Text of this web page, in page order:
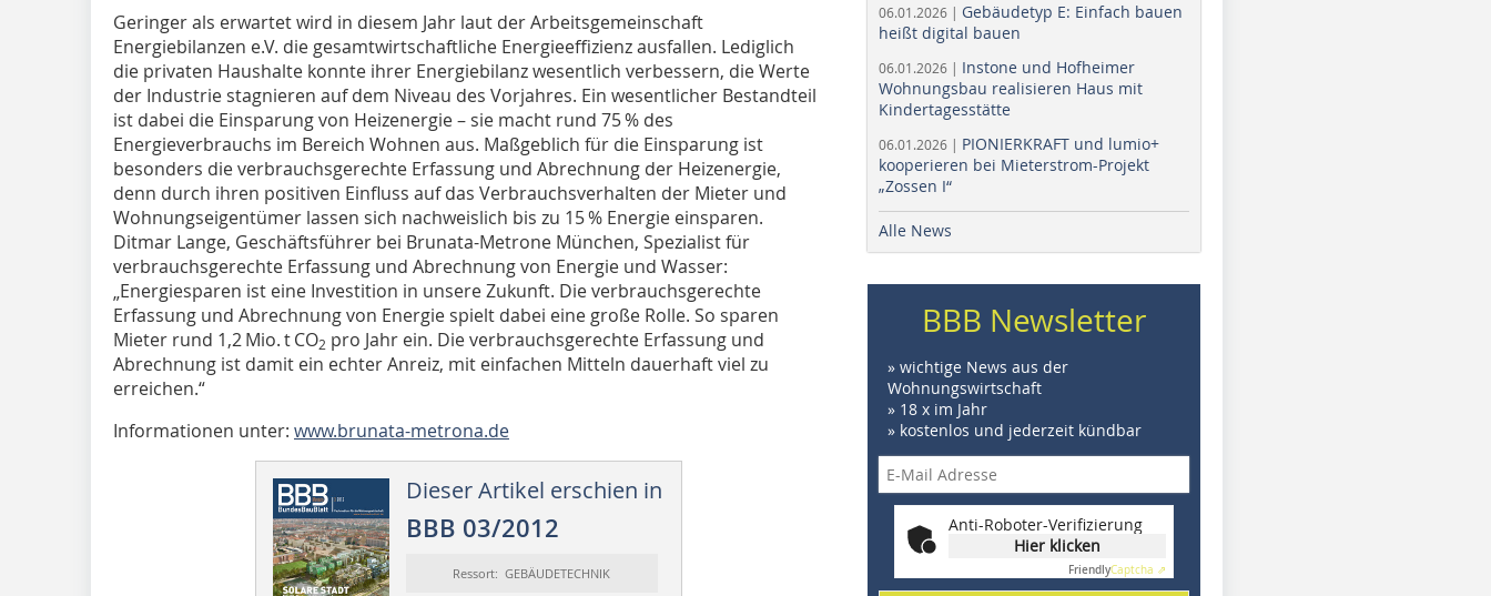
Geringer als erwartet wird in diesem Jahr laut der Arbeitsgemeinschaft
Energiebilanzen e.V. die gesamtwirtschaftliche Energieeffizienz ausfallen. Lediglich
die privaten Haushalte konnte ihrer Energiebilanz wesentlich verbessern, die Werte
der Industrie stagnieren auf dem Niveau des Vorjahres. Ein wesentlicher Bestandteil
ist dabei die Einsparung von Heizenergie – sie macht rund 75 % des
Energieverbrauchs im Bereich Wohnen aus. Maßgeblich für die Einsparung ist
besonders die verbrauchsgerechte Erfassung und Abrechnung der Heizenergie,
denn durch ihren positiven Einfluss auf das Verbrauchsverhalten der Mieter und
Wohnungseigentümer lassen sich nachweislich bis zu 15 % Energie einsparen.
Ditmar Lange, Ge­­schäftsführer bei Brunata-Metrone München, Spezialist für
verbrauchsgerechte Erfassung und Abrechnung von Energie und Wasser:
„Energiesparen ist eine Investition in unsere Zukunft. Die verbrauchsgerechte
Erfassung und Abrechnung von Energie spielt dabei eine große Rolle. So sparen
Mieter rund 1,2 Mio. t CO2 pro Jahr ein. Die verbrauchsgerechte Erfassung und
Abrechnung ist damit ein echter Anreiz, mit einfachen Mitteln dauerhaft viel zu
erreichen.“
Informationen unter: www.brunata-metrona.de
Dieser Artikel erschien in
BBB 03/2012
Ressort: GEBÄUDETECHNIK
06.01.2026 | Gebäudetyp E: Einfach bauen
heißt digital bauen
06.01.2026 | Instone und Hofheimer
Wohnungsbau realisieren Haus mit
Kindertagesstätte
06.01.2026 | PIONIERKRAFT und lumio+
kooperieren bei Mieterstrom-Projekt
„Zossen I“
Alle News
BBB Newsletter
» wichtige News aus der
Wohnungswirtschaft
» 18 x im Jahr
» kostenlos und jederzeit kündbar
Anti-Roboter-Verifizierung
Hier klicken
FriendlyCaptcha ⇗